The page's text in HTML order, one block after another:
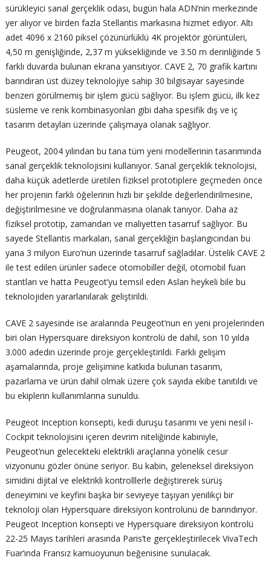
sürükleyici sanal gerçeklik odası, bugün hala ADN’nin merkezinde
yer alıyor ve birden fazla Stellantis markasına hizmet ediyor. Altı
adet 4096 x 2160 piksel çözünürlüklü 4K projektör görüntüleri,
4,50 m genişliğinde, 2,37 m yüksekliğinde ve 3.50 m derinliğinde 5
farklı duvarda bulunan ekrana yansıtıyor. CAVE 2, 70 grafik kartını
barındıran üst düzey teknolojiye sahip 30 bilgisayar sayesinde
benzeri görülmemiş bir işlem gücü sağlıyor. Bu işlem gücü, ilk kez
süsleme ve renk kombinasyonları gibi daha spesifik dış ve iç
tasarım detayları üzerinde çalışmaya olanak sağlıyor.
Peugeot, 2004 yılından bu tana tüm yeni modellerinin tasarımında
sanal gerçeklik teknolojisini kullanıyor. Sanal gerçeklik teknolojisi,
daha küçük adetlerde üretilen fiziksel prototiplere geçmeden önce
her projenin farklı öğelerinin hızlı bir şekilde değerlendirilmesine,
değiştirilmesine ve doğrulanmasına olanak tanıyor. Daha az
fiziksel prototip, zamandan ve maliyetten tasarruf sağlıyor. Bu
sayede Stellantis markaları, sanal gerçekliğin başlangıcından bu
yana 3 milyon Euro’nun üzerinde tasarruf sağladılar. Üstelik CAVE 2
ile test edilen ürünler sadece otomobiller değil, otomobil fuarı
stantları ve hatta Peugeot’yu temsil eden Aslan heykeli bile bu
teknolojiden yararlanılarak geliştirildi.
CAVE 2 sayesinde ise aralarında Peugeot’nun en yeni projelerinden
biri olan Hypersquare direksiyon kontrolü de dahil, son 10 yılda
3.000 adedin üzerinde proje gerçekleştirildi. Farklı gelişim
aşamalarında, proje gelişimine katkıda bulunan tasarım,
pazarlama ve ürün dahil olmak üzere çok sayıda ekibe tanıtıldı ve
bu ekiplerin kullanımlarına sunuldu.
Peugeot Inception konsepti, kedi duruşu tasarımı ve yeni nesil i-
Cockpit teknolojisini içeren devrim niteliğinde kabiniyle,
Peugeot’nun gelecekteki elektrikli araçlarına yönelik cesur
vizyonunu gözler önüne seriyor. Bu kabin, geleneksel direksiyon
simidini dijital ve elektrikli kontrolllerle değiştirerek sürüş
deneyimini ve keyfini başka bir seviyeye taşıyan yenilikçi bir
teknoloji olan Hypersquare direksiyon kontrolünü de barındırıyor.
Peugeot Inception konsepti ve Hypersquare direksiyon kontrolü
22-25 Mayıs tarihleri arasında Paris’te gerçekleştirilecek VivaTech
Fuar’ında Fransız kamuoyunun beğenisine sunulacak.